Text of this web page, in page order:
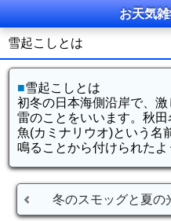
お天気
雪起こしとは
■雪起こしとは
初冬の日本海側沿岸で、
雷のことをいいます。秋
魚(カミナリウオ)という名
鳴ることから付けられたよ
冬のスモッグと夏の